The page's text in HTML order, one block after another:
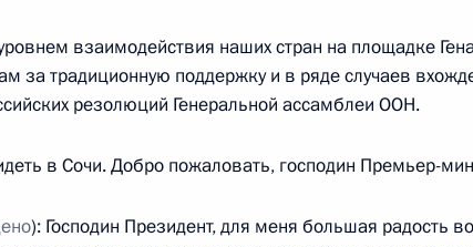
Кении Ухуру Кениаттой
Сочи
Анголы Жоау Мануэлом Гонсалвешем
взаимодействия наших стран на площадке
за традиционную поддержку и в ряде случаев
резолюций Генеральной ассамблеи ООН.
в Сочи. Добро пожаловать, господин Премьер-
): Господин Президент, для меня большая радость